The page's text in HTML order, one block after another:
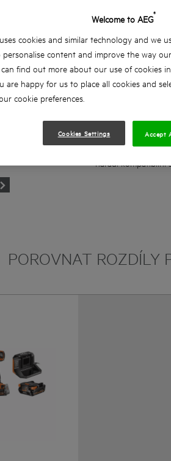
Lehké nářadí má
Délka pouhých
prostorů.
2 rychlosti: 0-450
Nastavení
Skvělý výkon na
Jako součást
nářadí kompatibilní
POROVNAT ROZDÍLY
Welcome to AEG®
cookies and similar technology and we
content and improve the way
can find out more about our use of cookies
are happy for us to place all cookies and
cookie preferences.
Cookies Settings Accept